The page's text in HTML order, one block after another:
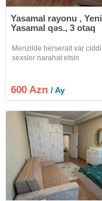
Yasamal rayonu , Yeni
Yasamal qəs., 3 otaq
Menzilde herserait var ciddi
sexsler narahat etsin
600 Azn/ Ay